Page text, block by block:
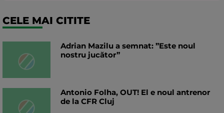
CELE MAI CITITE
Adrian Mazilu a semnat: ”Este noul
nostru jucător”
Antonio Folha, OUT! El e noul antrenor
de la CFR Cluj